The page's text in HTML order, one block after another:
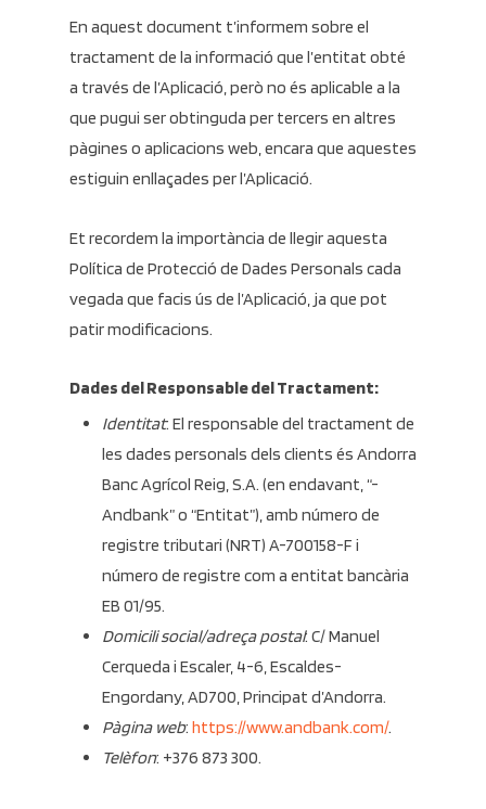
En aquest document t’informem sobre el
tractament de la informació que l’entitat obté
a través de l’Aplicació, però no és aplicable a la
que pugui ser obtinguda per tercers en altres
pàgines o aplicacions web, encara que aquestes
estiguin enllaçades per l’Aplicació.
Et recordem la importància de llegir aquesta
Política de Protecció de Dades Personals cada
vegada que facis ús de l’Aplicació, ja que pot
patir modificacions.
Dades del Responsable del Tractament:
Identitat: El responsable del tractament de
les dades personals dels clients és Andorra
Banc Agrícol Reig, S.A. (en endavant, “-
Andbank” o “Entitat”), amb número de
registre tributari (NRT) A-700158-F i
número de registre com a entitat bancària
EB 01/95.
Domicili social/adreça postal: C/ Manuel
Cerqueda i Escaler, 4-6, Escaldes-
Engordany, AD700, Principat d’Andorra.
Pàgina web: https://www.andbank.com/.
Telèfon: +376 873 300.